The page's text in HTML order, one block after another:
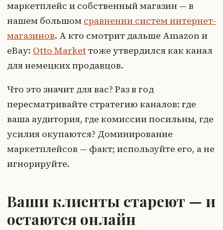
маркетплейс и собственный магазин — в
нашем большом сравнении систем интернет-
магазинов. А кто смотрит дальше Amazon и
eBay: Otto Marketтоже утвердился как канал
для немецких продавцов.
Что это значит для вас? Раз в год
пересматривайте стратегию каналов: где
ваша аудитория, где комиссии посильны, где
усилия окупаются? Доминирование
маркетплейсов — факт; используйте его, а не
игнорируйте.
Ваши клиенты стареют — и
остаются онлайн